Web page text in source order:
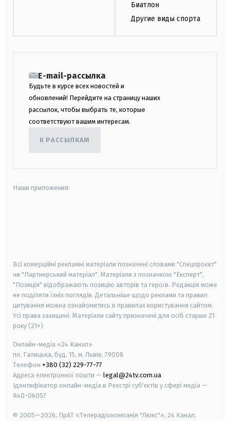
Биатлон
Другие виды спорта
E-mail-рассылка
Будьте в курсе всех новостей и
обновлений! Перейдите на страницу наших
рассылок, чтобы выбрать те, которые
соответствуют вашим интересам.
К РАССЫЛКАМ
Наши приложения:
Всі комерційні рекламні матеріали позначені словами "Спецпроєкт"
чи "Партнерський матеріал". Матеріали з позначкою "Експерт",
"Позиція" відображають позицію авторів та героїв. Редакція може
не поділяти їхніх поглядів. Детальніше щодо реклами та правил
цитування можна ознайомитись в правилах користування сайтом.
Усі права захищені. Матеріали сайту призначені для осіб старше 21
року (21+)
Онлайн-медіа «24 Канал»
пл. Галицька, буд. 15, м. Львів, 79008
Телефон +380 (32) 229-77-77
Адреса електронної пошти — legal@24tv.com.ua
Ідентифікатор онлайн-медіа в Реєстрі суб'єктів у сфері медіа —
R40-06057
© 2005—2026, ПрАТ «Телерадіокомпанія "Люкс"», 24 Канал.